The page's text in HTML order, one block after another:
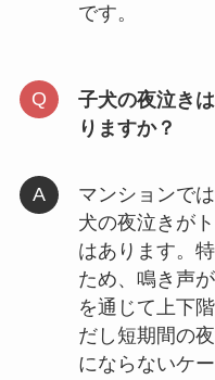
です。
子犬の夜泣き
りますか？
マンションで
犬の夜泣きが
はあります。
ため、鳴き声
を通じて上下
だし短期間の
にならないケ